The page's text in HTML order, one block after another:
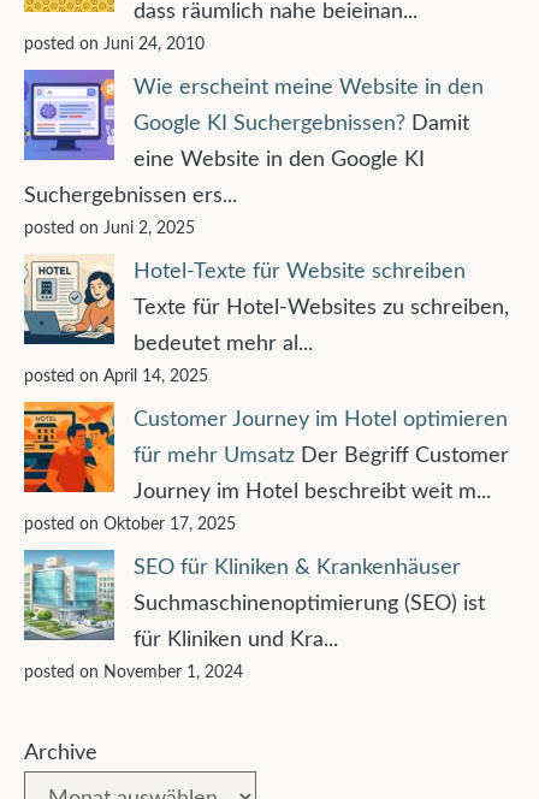
dass räumlich nahe beieinan...
posted on Juni 24, 2010
Wie erscheint meine Website in den
Google KI Suchergebnissen? Damit
eine Website in den Google KI
Suchergebnissen ers...
posted on Juni 2, 2025
Hotel-Texte für Website schreiben
Texte für Hotel-Websites zu schreiben,
bedeutet mehr al...
posted on April 14, 2025
Customer Journey im Hotel optimieren
für mehr Umsatz Der Begriff Customer
Journey im Hotel beschreibt weit m...
posted on Oktober 17, 2025
SEO für Kliniken & Krankenhäuser
Suchmaschinenoptimierung (SEO) ist
für Kliniken und Kra...
posted on November 1, 2024
Archive